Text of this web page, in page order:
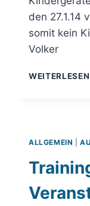
den 27.1.14
somit kein
Volker
WEITERLESEN
ALLGEMEIN |